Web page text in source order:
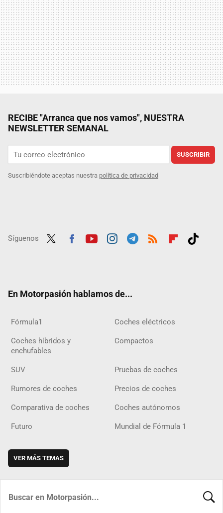
RECIBE "Arranca que nos vamos", NUESTRA
NEWSLETTER SEMANAL
SUSCRIBIR
Suscribiéndote aceptas nuestra política de privacidad
Síguenos
En Motorpasión hablamos de...
Fórmula1 Coches eléctricos
Coches híbridos y
enchufables
Compactos
SUV Pruebas de coches
Rumores de coches Precios de coches
Comparativa de coches Coches autónomos
Futuro Mundial de Fórmula 1
VER MÁS TEMAS